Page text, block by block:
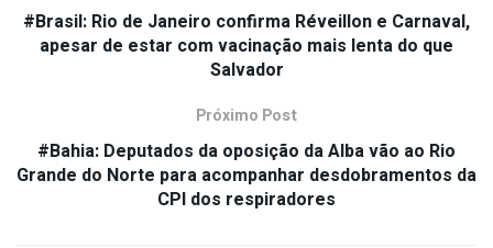
#Brasil: Rio de Janeiro confirma Réveillon e Carnaval,
apesar de estar com vacinação mais lenta do que
Salvador
Próximo Post
#Bahia: Deputados da oposição da Alba vão ao Rio
Grande do Norte para acompanhar desdobramentos da
CPI dos respiradores